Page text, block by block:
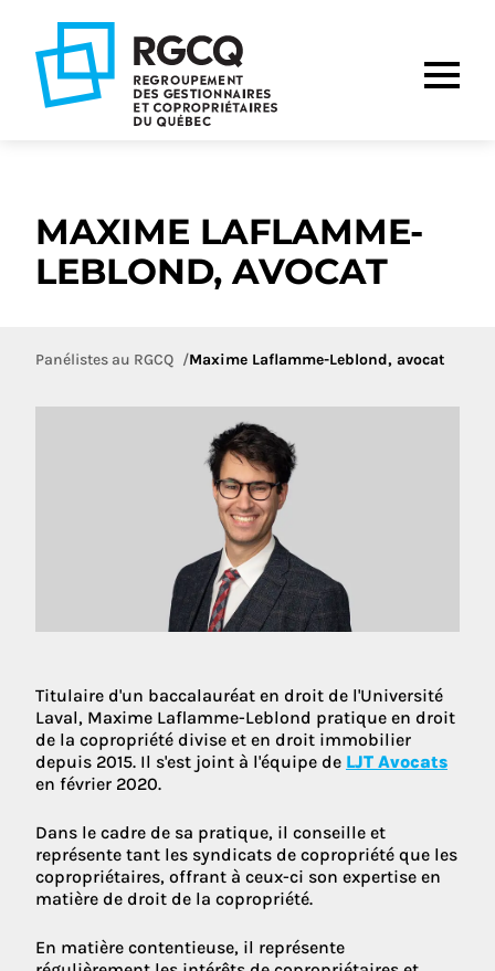
navigation
principale
contenu
MAXIME LAFLAMME-
LEBLOND, AVOCAT
Panélistes au RGCQ Maxime Laflamme-Leblond, avocat
Titulaire d'un baccalauréat en droit de l'Université
Laval, Maxime Laflamme-Leblond pratique en droit
de la copropriété divise et en droit immobilier
depuis 2015. Il s'est joint à l'équipe de LJT Avocats
en février 2020.
Dans le cadre de sa pratique, il conseille et
représente tant les syndicats de copropriété que les
copropriétaires, offrant à ceux-ci son expertise en
matière de droit de la copropriété.
En matière contentieuse, il représente